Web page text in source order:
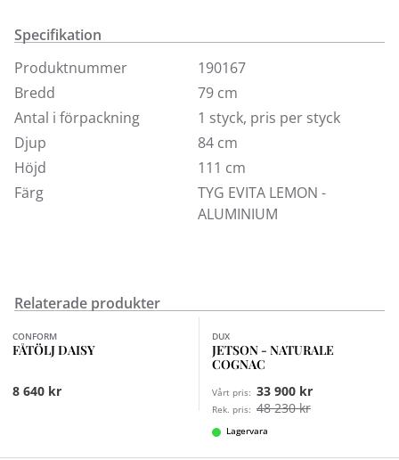
Specifikation
Produktnummer
190167
Bredd
79 cm
Antal i förpackning
1 styck, pris per styck
Djup
84 cm
Höjd
111 cm
Färg
TYG EVITA LEMON -
ALUMINIUM
Relaterade produkter
Finns i fler val (6)
CONFORM
FÅTÖLJ DAISY
8 640 kr
DUX
JETSON - NATURALE
COGNAC
Vårt pris: 33 900 kr
Rek. pris: 48 230 kr
Lagervara